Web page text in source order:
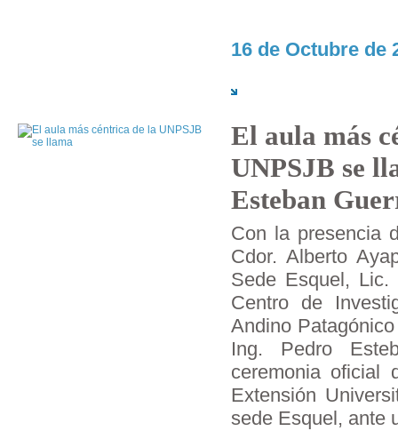
16 de Octubre de
El aula más
UNPSJB se
Esteban
Con la presencia
Cdor. Alberto
Sede Esquel,
Centro de
Andino
Ing. Pedro
ceremonia oficial
Extensión
sede Esquel, ante